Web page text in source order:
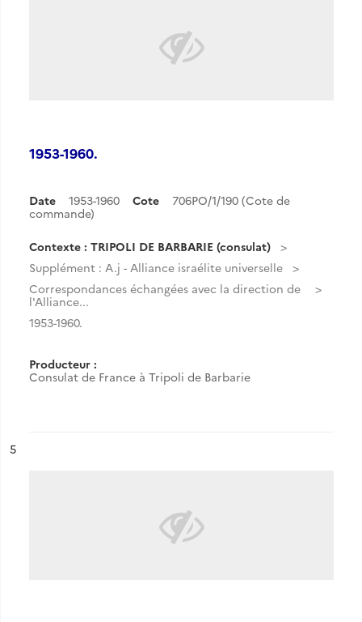
1953-1960.
Date 1953-1960 Cote
706PO/1/190 (Cote de
commande)
Contexte : TRIPOLI DE BARBARIE (consulat)
Supplément : A.j - Alliance israélite universelle
Correspondances échangées avec la direction de
l'Alliance...
1953-1960.
Producteur :
Consulat de France à Tripoli de Barbarie
n°
5